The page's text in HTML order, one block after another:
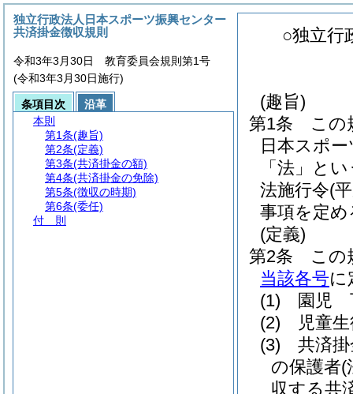
○独立行
(趣旨)
第1条
この
日本スポ
「法」と
法施行令(
事項を定め
(定義)
第2条
この
当該各号に
(1)
園児
(2)
児童
(3)
共済
の保護者(
収する共
独立行政法人日本スポーツ振興センター
共済掛金徴収規則
令和3年3月30日 教育委員会規則第1号
(令和3年3月30日施行)
条項目次
沿革
本則
第1条(趣旨)
第2条(定義)
第3条(共済掛金の額)
第4条(共済掛金の免除)
第5条(徴収の時期)
第6条(委任)
付 則